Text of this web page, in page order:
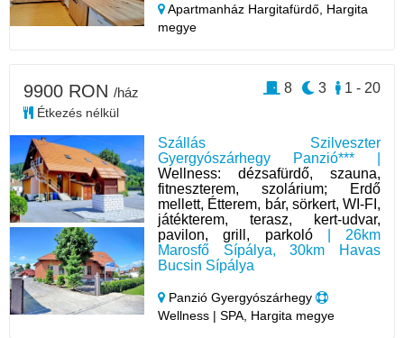
Apartmanház Hargitafürdő, Hargita
megye
Szállás Szilveszter
Gyergyószárhegy Panzió*** |
Wellness: dézsafürdő, szauna,
fitneszterem, szolárium; Erdő
mellett, Étterem, bár, sörkert, WI-FI,
játékterem, terasz, kert-udvar,
pavilon, grill, parkoló| 26km
Marosfő Sípálya, 30km Havas
Bucsin Sípálya
Panzió Gyergyószárhegy
Wellness | SPA, Hargita megye
9900 RON /ház
Étkezés nélkül
1 - 20
3
8